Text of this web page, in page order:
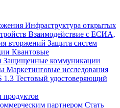
Инфраструктура открытых
Взаимодействие с ЕСИА,
вторжений Защита систем
Квантовые
Защищенные коммуникации
Маркетинговые исследования
1.3 Тестовый удостоверяющий
продуктов
партнером Стать